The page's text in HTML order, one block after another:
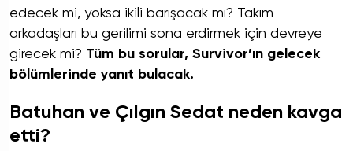
edecek mi, yoksa ikili barışacak mı? Takım
arkadaşları bu gerilimi sona erdirmek için devreye
girecek mi? Tüm bu sorular, Survivor’ın gelecek
bölümlerinde yanıt bulacak.
Batuhan ve Çılgın Sedat neden kavga
etti?